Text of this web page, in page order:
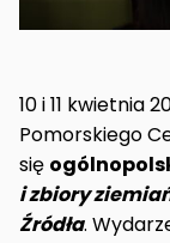
10 i 11 kwietnia
Pomorskiego
się
i zbiory
Źródła.